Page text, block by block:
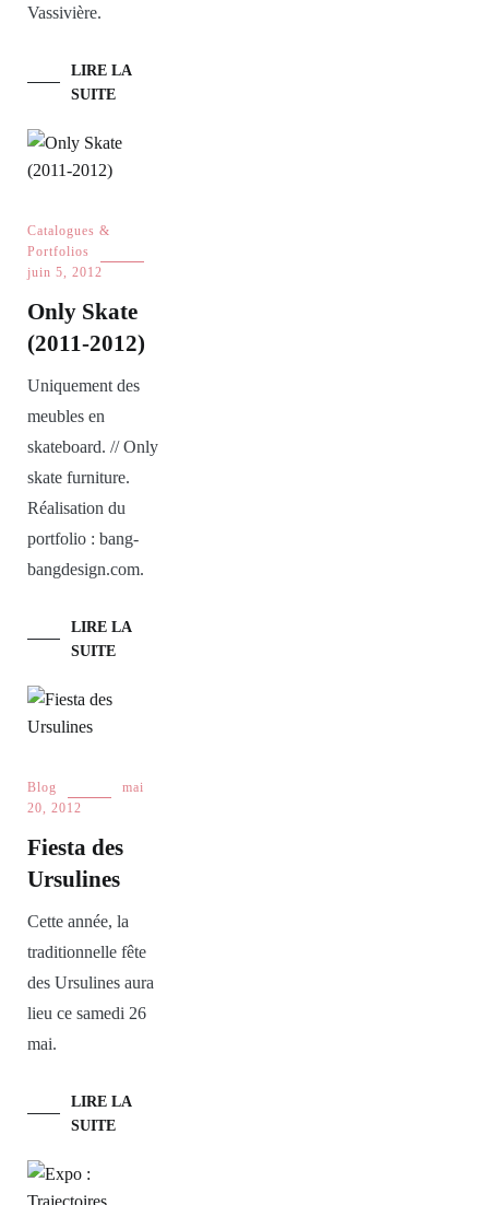
Vassivière.
LIRE LA
SUITE
Catalogues &
Portfolios
juin 5, 2012
Only Skate
(2011-2012)
Uniquement des
meubles en
skateboard. // Only
skate furniture.
Réalisation du
portfolio : bang-
bangdesign.com.
LIRE LA
SUITE
Blog
mai
20, 2012
Fiesta des
Ursulines
Cette année, la
traditionnelle fête
des Ursulines aura
lieu ce samedi 26
mai.
LIRE LA
SUITE